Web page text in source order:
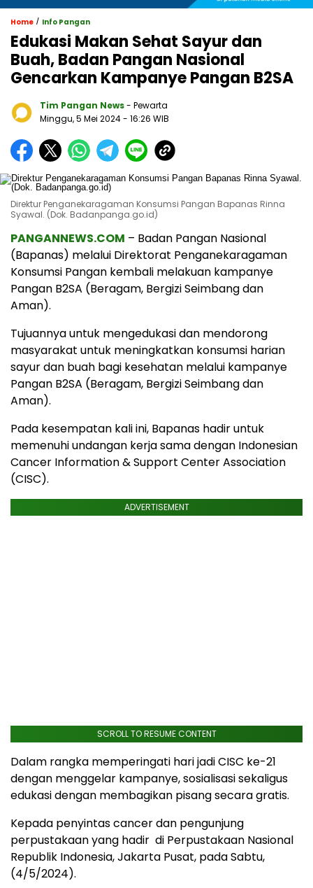
Home / Info Pangan
Edukasi Makan Sehat Sayur dan
Buah, Badan Pangan Nasional
Gencarkan Kampanye Pangan B2SA
Tim Pangan News- Pewarta
Minggu, 5 Mei 2024- 16:26 WIB
Direktur Penganekaragaman Konsumsi Pangan Bapanas Rinna
Syawal. (Dok. Badanpanga.go.id)
PANGANNEWS.COM – Badan Pangan Nasional
(Bapanas) melalui Direktorat Penganekaragaman
Konsumsi Pangan kembali melakuan kampanye
Pangan B2SA (Beragam, Bergizi Seimbang dan
Aman).
Tujuannya untuk mengedukasi dan mendorong
masyarakat untuk meningkatkan konsumsi harian
sayur dan buah bagi kesehatan melalui kampanye
Pangan B2SA (Beragam, Bergizi Seimbang dan
Aman).
Pada kesempatan kali ini, Bapanas hadir untuk
memenuhi undangan kerja sama dengan Indonesian
Cancer Information & Support Center Association
(CISC).
ADVERTISEMENT
SCROLL TO RESUME CONTENT
Dalam rangka memperingati hari jadi CISC ke-21
dengan menggelar kampanye, sosialisasi sekaligus
edukasi dengan membagikan pisang secara gratis.
Kepada penyintas cancer dan pengunjung
perpustakaan yang hadir di Perpustakaan Nasional
Republik Indonesia, Jakarta Pusat, pada Sabtu,
(4/5/2024).